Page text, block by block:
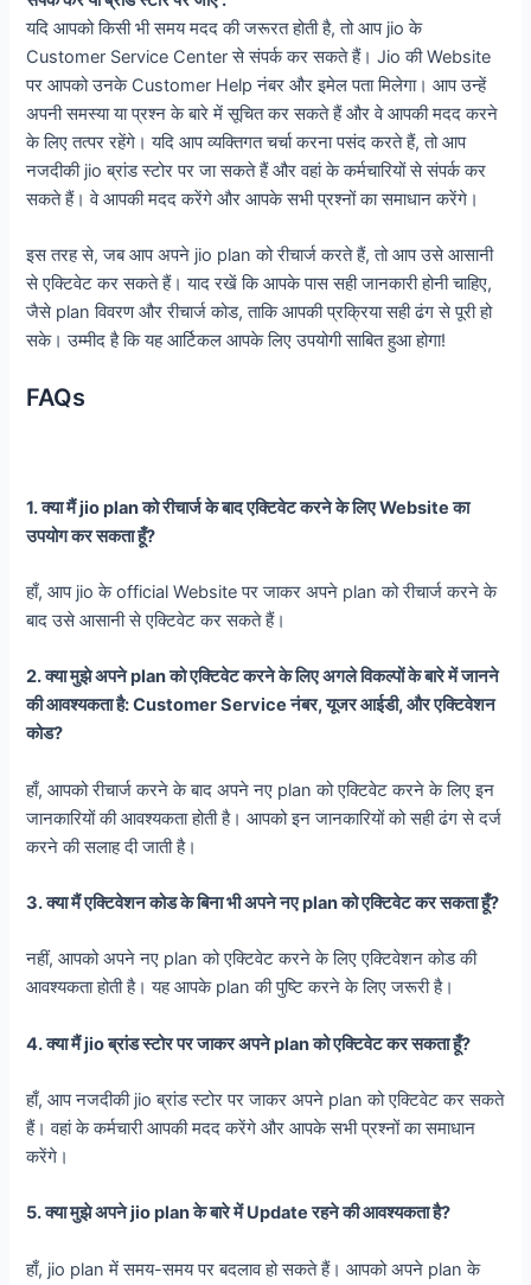
यदि आपको किसी भी समय मदद की जरूरत होती है, तो आप jio के
Customer Service Center से संपर्क कर सकते हैं। Jio की Website
पर आपको उनके Customer Help नंबर और इमेल पता मिलेगा। आप उन्हें
अपनी समस्या या प्रश्न के बारे में सूचित कर सकते हैं और वे आपकी मदद करने
के लिए तत्पर रहेंगे। यदि आप व्यक्तिगत चर्चा करना पसंद करते हैं, तो आप
नजदीकी jio ब्रांड स्टोर पर जा सकते हैं और वहां के कर्मचारियों से संपर्क कर
सकते हैं। वे आपकी मदद करेंगे और आपके सभी प्रश्नों का समाधान करेंगे।
इस तरह से, जब आप अपने jio plan को रीचार्ज करते हैं, तो आप उसे आसानी
से एक्टिवेट कर सकते हैं। याद रखें कि आपके पास सही जानकारी होनी चाहिए,
जैसे plan विवरण और रीचार्ज कोड, ताकि आपकी प्रक्रिया सही ढंग से पूरी हो
सके। उम्मीद है कि यह आर्टिकल आपके लिए उपयोगी साबित हुआ होगा!
FAQs
1. क्या मैं jio plan को रीचार्ज के बाद एक्टिवेट करने के लिए Website का
उपयोग कर सकता हूँ?
हाँ, आप jio के official Website पर जाकर अपने plan को रीचार्ज करने के
बाद उसे आसानी से एक्टिवेट कर सकते हैं।
2. क्या मुझे अपने plan को एक्टिवेट करने के लिए अगले विकल्पों के बारे में जानने
की आवश्यकता है: Customer Service नंबर, यूजर आईडी, और एक्टिवेशन
कोड?
हाँ, आपको रीचार्ज करने के बाद अपने नए plan को एक्टिवेट करने के लिए इन
जानकारियों की आवश्यकता होती है। आपको इन जानकारियों को सही ढंग से दर्ज
करने की सलाह दी जाती है।
3. क्या मैं एक्टिवेशन कोड के बिना भी अपने नए plan को एक्टिवेट कर सकता हूँ?
नहीं, आपको अपने नए plan को एक्टिवेट करने के लिए एक्टिवेशन कोड की
आवश्यकता होती है। यह आपके plan की पुष्टि करने के लिए जरूरी है।
4. क्या मैं jio ब्रांड स्टोर पर जाकर अपने plan को एक्टिवेट कर सकता हूँ?
हाँ, आप नजदीकी jio ब्रांड स्टोर पर जाकर अपने plan को एक्टिवेट कर सकते
हैं। वहां के कर्मचारी आपकी मदद करेंगे और आपके सभी प्रश्नों का समाधान
करेंगे।
5. क्या मुझे अपने jio plan के बारे में Update रहने की आवश्यकता है?
हाँ, jio plan में समय-समय पर बदलाव हो सकते हैं। आपको अपने plan के